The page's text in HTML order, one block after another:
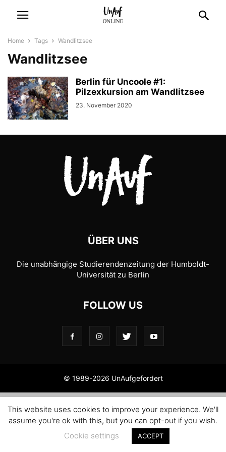
Home Tags Wandlitzsee
Wandlitzsee
Berlin für Uncoole #1:
Pilzexkursion am Wandlitzsee
23. November 2020
ÜBER UNS
Die unabhängige Studierendenzeitung der Humboldt-
Universität zu Berlin
FOLLOW US
© 1989-2026 UnAufgefordert
This website uses cookies to improve your experience. We'll
assume you're ok with this, but you can opt-out if you wish.
Cookie settings
ACCEPT